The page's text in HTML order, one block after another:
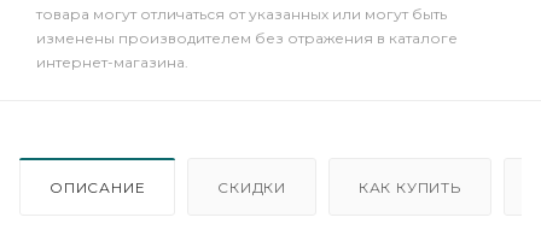
товара могут отличаться от указанных или могут быть
изменены производителем без отражения в каталоге
интернет-магазина.
ОПИСАНИЕ СКИДКИ КАК КУПИТЬ